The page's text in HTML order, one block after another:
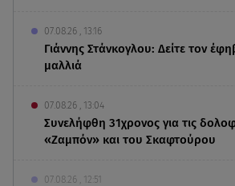
07.08.26 , 13:16
Γιάννης Στάνκογλου: Δείτε τον
μαλλιά
07.08.26 , 13:04
Συνελήφθη 31χρονος για τις
«Ζαμπόν» και του Σκαφτούρου
07.08.26 , 12:51